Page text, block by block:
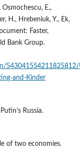
Osmochescu, E.,
H., Hrebeniuk, Y., Ek,
Faster,
Bank Group.
543041554211825812/
and-Kinder
Russia.
of two economies.